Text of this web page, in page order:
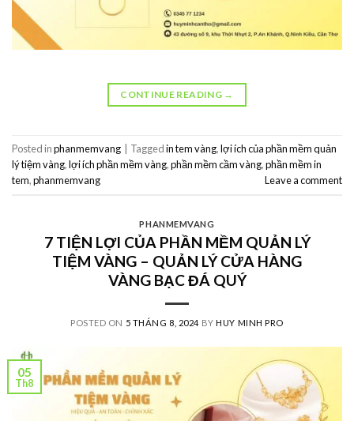
CONTINUE READING →
Posted inphanmemvang Taggedin tem vàng,lợi ích của phần mềm quản
lý tiệm vàng,lợi ích phần mềm vàng,phần mềm cầm vàng,phần mềm in
tem,phanmemvang Leave a comment
PHANMEMVANG
7 TIỆN LỢI CỦA PHẦN MỀM QUẢN LÝ
TIỆM VÀNG – QUẢN LÝ CỬA HÀNG
VÀNG BẠC ĐÁ QUÝ
POSTED ON 5 THÁNG 8, 2024 BYHUY MINH PRO
05
Th8